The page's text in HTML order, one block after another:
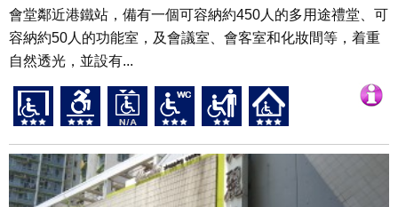
會堂鄰近港鐵站，備有一個可容納約450人的多用途禮堂、可
容納約50人的功能室，及會議室、會客室和化妝間等，着重
自然透光，並設有...